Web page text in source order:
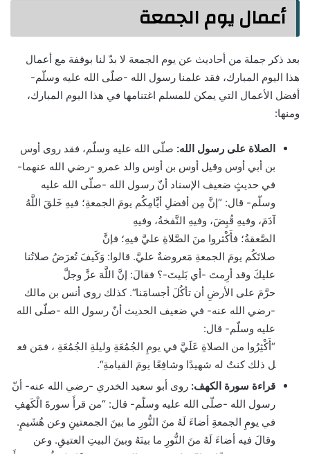
أعمال يوم الجمعة
بعد ذكر جملة من أحاديث عن يوم الجمعة لا بدّ لنا بوقفة مع أعمال
هذا اليوم المبارك، فقد علمنا رسول الله -صلّى الله عليه وسلّم-
أفضل الأعمال التي يمكن للمسلم اغتنامها في هذا اليوم المبارك،
ومنها:
الصلاة على رسول الله: صلّى الله عليه وسلّم، فقد روى أوس
بن أبي أوس وقيل أوس بن أوس والد عمرو -رضي الله عنهما-
في حديثٍ ضعيف الإسناد أنّ رسول الله -صلّى الله عليه
وسلّم- قال: “إنَّ مِن أفضلِ أيَّامِكُم يومَ الجمعةِ؛ فيهِ خَلقَ اللَّهُ
آدَمَ، وفيهِ قُبِضَ، وفيهِ النَّفخةُ، وفيهِ
الصَّعقةُ؛ فأَكْثروا منَ الصَّلاةِ عليَّ فيهِ؛ فإنَّ
صلاتَكُم يومَ الجمعةِ مَعروضةٌ عليَّ. قالوا: وَكَيفَ تُعرَضُ صلاتُنا
عليكَ وقد أرِمتَ -أي بَليتَ-؟ فقالَ: إنَّ اللَّهَ عزَّ وجلَّ
حرَّمَ على الأرضِ أن تأكُلَ أجسامَنا“. كذلك روى أنس بن مالك
-رضي الله عنه- في ضعيف الحديث أنّ رسول الله -صلّى الله
عليه وسلّم- قال:
“أَكْثِرُوا من الصلاةِ عَلَيَّ في يومِ الجُمُعَةِ وليلةِ الجُمُعَةِ ، فمَن فع
ل ذلك كنتُ له شهيدًا وشافِعًا يومَ القيامةِ“.
قراءة سورة الكهف: روى أبو سعيد الخدري -رضي الله عنه- أنّ
رسول الله -صلّى الله عليه وسلّم- قال: “من قرأَ سورةَ الْكَهفِ
في يومِ الجمعةِ أضاءَ لَهُ منَ النُّورِ ما بينَ الجمعتينِ وعن هُشَيمٍ.
وقالَ فيه أضاءَ لَهُ منَ النُّورِ ما بينَهُ وبينَ البيتِ العتيقِ. وعن